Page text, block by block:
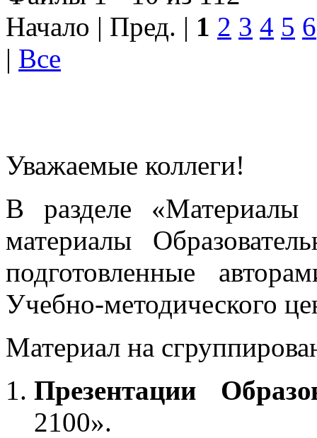
Начало | Пред. | 1 2 3 4 5 6
| Все
Уважаемые коллеги!
В разделе «Материалы
материалы
подготовленные
Учебно-методического
Материал на
Презентации
2100».